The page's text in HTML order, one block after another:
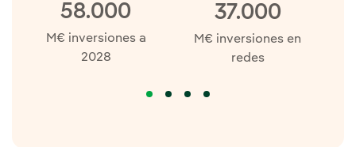
58.000
M€ inversiones a
2028
37.000
M€ inversiones en
redes